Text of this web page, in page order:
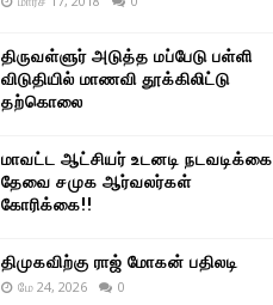
திருவள்ளுர் அடுத்த மப்பேடு பள்ளி
விடுதியில் மாணவி தூக்கிலிட்டு
தற்கொலை
மாவட்ட ஆட்சியர் உடனடி நடவடிக்கை
தேவை சமுக ஆர்வலர்கள்
கோரிக்கை!!
திமுகவிற்கு ராஜ் மோகன் பதிலடி
மே 24, 2026 0